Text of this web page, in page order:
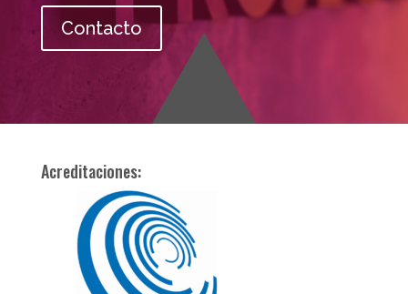
Contacto
Acreditaciones: